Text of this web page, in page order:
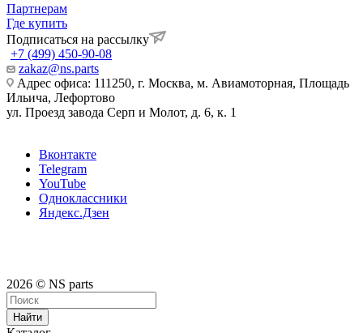
Партнерам
Где купить
Подписаться на рассылку
+7 (499) 450-90-08
zakaz@ns.parts
Адрес офиса: 111250, г. Москва, м. Авиамоторная, Площадь
Ильича, Лефортово
ул. Проезд завода Серп и Молот, д. 6, к. 1
Вконтакте
Telegram
YouTube
Одноклассники
Яндекс.Дзен
2026 © NS parts
Найти